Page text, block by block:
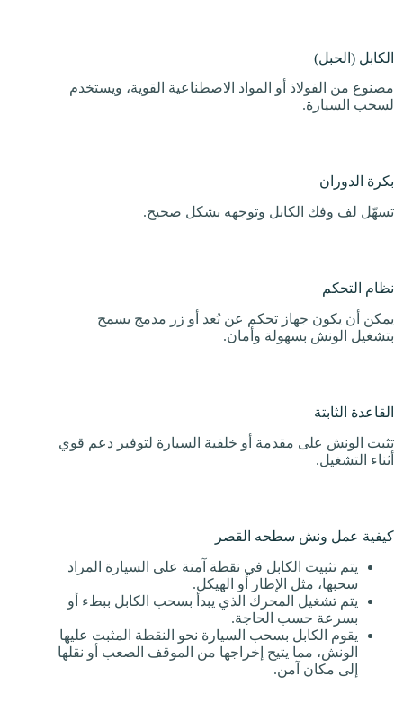
الكابل (الحبل)
مصنوع من الفولاذ أو المواد الاصطناعية القوية، ويستخدم
لسحب السيارة.
بكرة الدوران
تسهّل لف وفك الكابل وتوجهه بشكل صحيح.
نظام التحكم
يمكن أن يكون جهاز تحكم عن بُعد أو زر مدمج يسمح
بتشغيل الونش بسهولة وأمان.
القاعدة الثابتة
تثبت الونش على مقدمة أو خلفية السيارة لتوفير دعم قوي
أثناء التشغيل.
كيفية عمل ونش سطحه القصر
يتم تثبيت الكابل في نقطة آمنة على السيارة المراد
سحبها، مثل الإطار أو الهيكل.
يتم تشغيل المحرك الذي يبدأ بسحب الكابل ببطء أو
بسرعة حسب الحاجة.
يقوم الكابل بسحب السيارة نحو النقطة المثبت عليها
الونش، مما يتيح إخراجها من الموقف الصعب أو نقلها
إلى مكان آمن.